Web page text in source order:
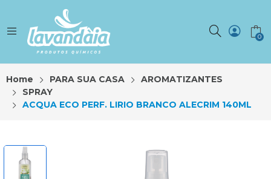
0
Home PARA SUA CASA
AROMATIZANTES
SPRAY
ACQUA ECO PERF. LIRIO BRANCO ALECRIM 140ML